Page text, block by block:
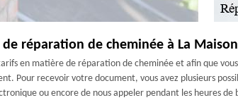
réparation de cheminée à La Maison
en matière de réparation de cheminée et afin que
Pour recevoir votre document, vous avez plusieurs
ou encore de nous appeler pendant les heures de